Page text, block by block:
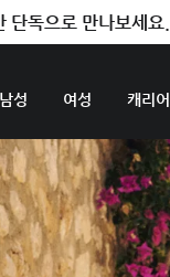
단독으로 만나보세요.
남성 여성 캐리어